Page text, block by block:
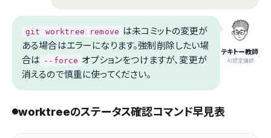
テキトー教師
.AI認定講師
git worktree remove は未コミットの変更が
ある場合はエラーになります。強制削除したい場
合は --force オプションをつけますが、変更が
消えるので慎重に使ってください。
worktreeのステータス確認コマンド早見表